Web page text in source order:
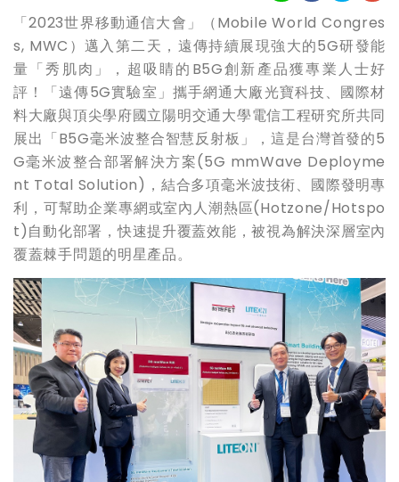
「2023世界移動通信大會」（Mobile World Congres
s, MWC）邁入第二天，遠傳持續展現強大的5G研發能
量「秀肌肉」，超吸睛的B5G創新產品獲專業人士好
評！「遠傳5G實驗室」攜手網通大廠光寶科技、國際材
料大廠與頂尖學府國立陽明交通大學電信工程研究所共同
展出「B5G毫米波整合智慧反射板」，這是台灣首發的5
G毫米波整合部署解決方案(5G mmWave Deployme
nt Total Solution)，結合多項毫米波技術、國際發明專
利，可幫助企業專網或室內人潮熱區(Hotzone/Hotspo
t)自動化部署，快速提升覆蓋效能，被視為解決深層室內
覆蓋棘手問題的明星產品。